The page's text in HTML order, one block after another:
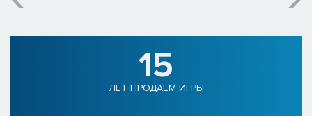
15
ЛЕТ ПРОДАЕМ ИГРЫ